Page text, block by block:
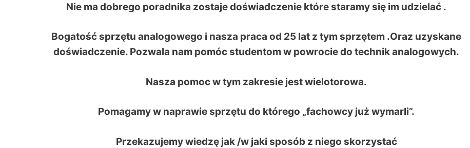
Nie ma dobrego poradnika zostaje doświadczenie które staramy się im udzielać .
Bogatość sprzętu analogowego i nasza praca od 25 lat z tym sprzętem .Oraz uzyskane
doświadczenie. Pozwala nam pomóc studentom w powrocie do technik analogowych.
Nasza pomoc w tym zakresie jest wielotorowa.
Pomagamy w naprawie sprzętu do którego „fachowcy już wymarli”.
Przekazujemy wiedzę jak /w jaki sposób z niego skorzystać